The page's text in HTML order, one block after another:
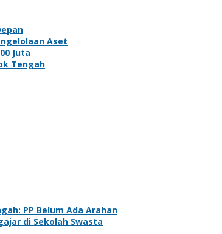
Aset
Juta
Tengah
PP Belum Ada Arahan
di Sekolah Swasta